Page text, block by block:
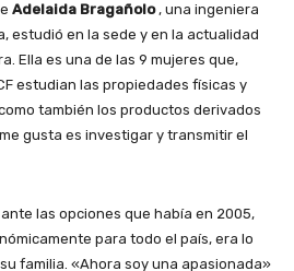
Adelaida Bragañolo, una ingeniera
estudió en la sede y en la actualidad
Ella es una de las 9 mujeres que,
estudian las propiedades físicas y
también los productos derivados
gusta es investigar y transmitir el
las opciones que había en 2005,
para todo el país, era lo
familia. «Ahora soy una apasionada»